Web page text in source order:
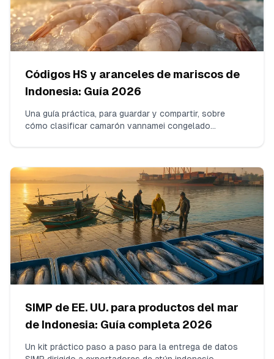
Códigos HS y aranceles de mariscos de
Indonesia: Guía 2026
Una guía práctica, para guardar y compartir, sobre
cómo clasificar camarón vannamei congelado
derechos + MPF/HMF y cómo comprobar medidas
comerciales—además de un ejemplo práctico y claro.
SIMP de EE. UU. para productos del mar
de Indonesia: Guía completa 2026
Un kit práctico paso a paso para la entrega de datos